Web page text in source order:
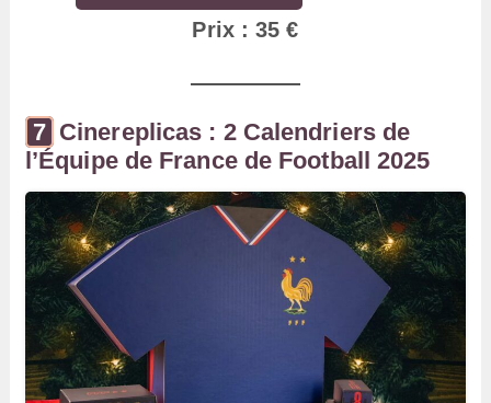
Prix : 35 €
Cinereplicas : 2 Calendriers de
l’Équipe de France de Football 2025